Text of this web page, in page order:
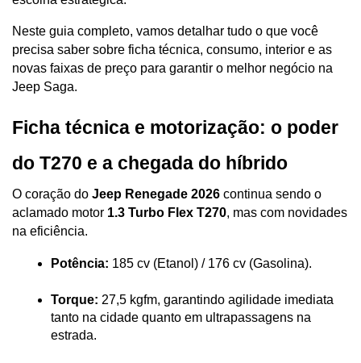
Neste guia completo, vamos detalhar tudo o que você
precisa saber sobre ficha técnica, consumo, interior e as
novas faixas de preço para garantir o melhor negócio na
Jeep Saga.
Ficha técnica e motorização: o poder
do T270 e a chegada do híbrido
O coração do Jeep Renegade 2026 continua sendo o
aclamado motor 1.3 Turbo Flex T270, mas com novidades
na eficiência.
Potência: 185 cv (Etanol) / 176 cv (Gasolina).
Torque: 27,5 kgfm, garantindo agilidade imediata
tanto na cidade quanto em ultrapassagens na
estrada.